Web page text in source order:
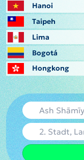
Hanoi
Taipeh
Lima
Bogotá
Hongkong